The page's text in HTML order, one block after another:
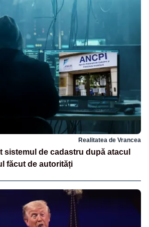
Realitatea de Vrancea
sistemul de cadastru după atacul
făcut de autorități